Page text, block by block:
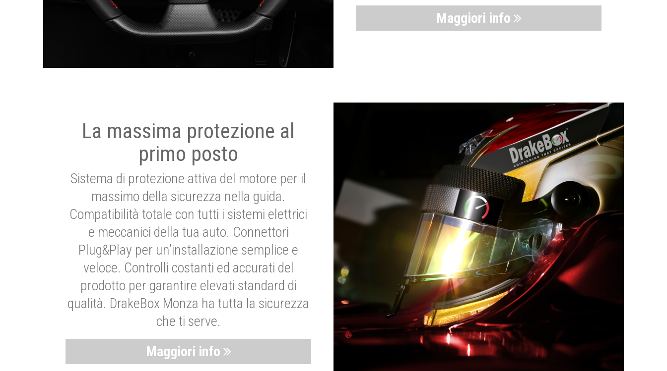
Maggiori info
La massima protezione al
primo posto
Sistema di protezione attiva del motore per il
massimo della sicurezza nella guida.
Compatibilità totale con tutti i sistemi elettrici
e meccanici della tua auto. Connettori
Plug&Play per un’installazione semplice e
veloce. Controlli costanti ed accurati del
prodotto per garantire elevati standard di
qualità. DrakeBox Monza ha tutta la sicurezza
che ti serve.
Maggiori info